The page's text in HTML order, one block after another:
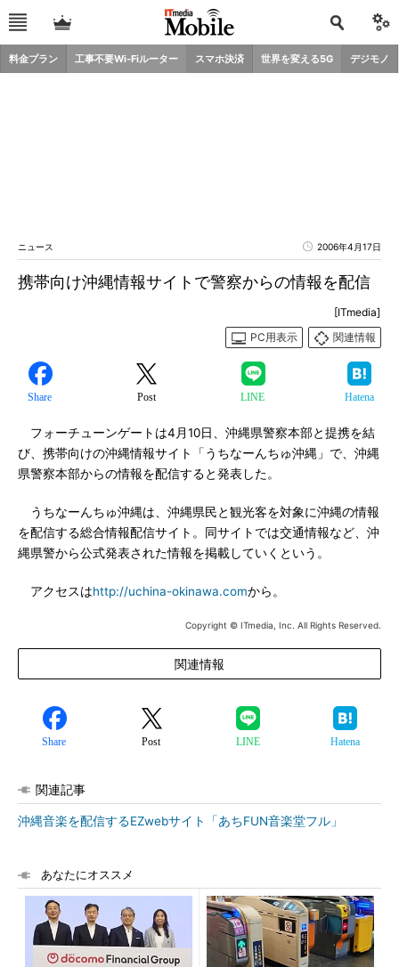
料金プラン 工事不要Wi-Fiルーター スマホ決済 世界を変える5G デジモノ
ニュース 2006年4月17日
携帯向け沖縄情報サイトで警察からの情報を配信
[ITmedia]
PC用表示
関連情報
Share Post LINE Hatena
フォーチューンゲートは4月10日、沖縄県警察本部と提携を結
び、携帯向けの沖縄情報サイト「うちなーんちゅ沖縄」で、沖縄
県警察本部からの情報を配信すると発表した。
うちなーんちゅ沖縄は、沖縄県民と観光客を対象に沖縄の情報
を配信する総合情報配信サイト。同サイトでは交通情報など、沖
縄県警から公式発表された情報を掲載していくという。
アクセスはhttp://uchina-okinawa.comから。
Copyright © ITmedia, Inc. All Rights Reserved.
関連情報
Share Post LINE Hatena
関連記事
沖縄音楽を配信するEZwebサイト「あちFUN音楽堂フル」
あなたにオススメ